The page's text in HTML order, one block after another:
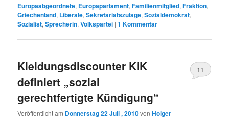
Europaabgeordnete, Europaparlament,Familienmitglied,Fraktion,
Griechenland, Liberale,Sekretariatszulage,Sozialdemokrat,
Sozialist,Sprecherin,Volkspartei |1 Kommentar
Kleidungsdiscounter KiK
definiert „sozial
gerechtfertigte Kündigung“
Veröffentlicht am Donnerstag 22 Juli , 2010vonHolger
11